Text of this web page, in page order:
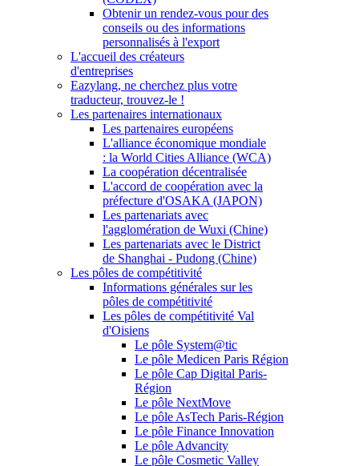
Obtenir un rendez-vous pour des
conseils ou des informations
personnalisés à l'export
L'accueil des créateurs
d'entreprises
Eazylang, ne cherchez plus votre
traducteur, trouvez-le !
Les partenaires internationaux
Les partenaires européens
L'alliance économique mondiale
: la World Cities Alliance (WCA)
La coopération décentralisée
L'accord de coopération avec la
préfecture d'OSAKA (JAPON)
Les partenariats avec
l'agglomération de Wuxi (Chine)
Les partenariats avec le District
de Shanghai - Pudong (Chine)
Les pôles de compétitivité
Informations générales sur les
pôles de compétitivité
Les pôles de compétitivité Val
d'Oisiens
Le pôle System@tic
Le pôle Medicen Paris Région
Le pôle Cap Digital Paris-
Région
Le pôle NextMove
Le pôle AsTech Paris-Région
Le pôle Finance Innovation
Le pôle Advancity
Le pôle Cosmetic Valley